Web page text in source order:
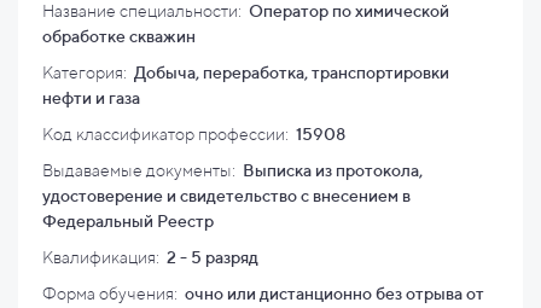
Название специальности: Оператор по химической
обработке скважин
Категория: Добыча, переработка, транспортировки
нефти и газа
Код классификатор профессии: 15908
Выдаваемые документы: Выписка из протокола,
удостоверение и свидетельство с внесением в
Федеральный Реестр
Квалификация: 2 - 5 разряд
Форма обучения: очно или дистанционно без отрыва от